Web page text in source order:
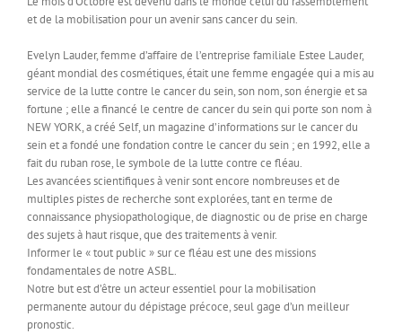
et de la mobilisation pour un avenir sans cancer du sein.
Evelyn Lauder, femme d’affaire de l’entreprise familiale Estee Lauder,
géant mondial des cosmétiques, était une femme engagée qui a mis au
service de la lutte contre le cancer du sein, son nom, son énergie et sa
fortune ; elle a financé le centre de cancer du sein qui porte son nom à
NEW YORK, a créé Self, un magazine d’informations sur le cancer du
sein et a fondé une fondation contre le cancer du sein ; en 1992, elle a
fait du ruban rose, le symbole de la lutte contre ce fléau.
Les avancées scientifiques à venir sont encore nombreuses et de
multiples pistes de recherche sont explorées, tant en terme de
connaissance physiopathologique, de diagnostic ou de prise en charge
des sujets à haut risque, que des traitements à venir.
Informer le « tout public » sur ce fléau est une des missions
fondamentales de notre ASBL.
Notre but est d’être un acteur essentiel pour la mobilisation
permanente autour du dépistage précoce, seul gage d’un meilleur
pronostic.